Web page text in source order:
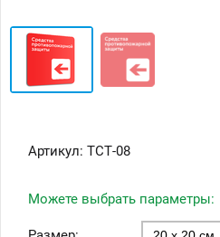
Артикул: ТСТ-08
Можете выбрать параметры: